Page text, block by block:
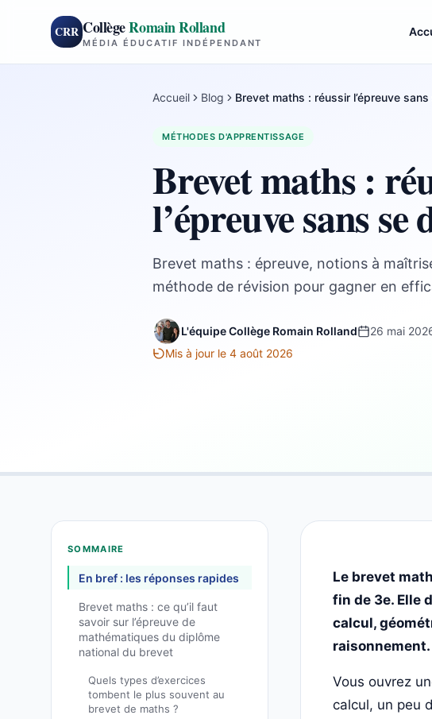
CRR CollègeRomain Rolland
MÉDIA ÉDUCATIF INDÉPENDANT
Accueil Blog Brevet maths : réussir l’épreuve
MÉTHODES D'APPRENTISSAGE
Brevet maths :
l’épreuve sans se
Brevet maths : épreuve, notions à
méthode de révision pour gagner en
L'équipe Collège Romain Rolland 26 mai
Mis à jour le 4 août 2026
SOMMAIRE
En bref : les réponses rapides
Brevet maths : ce qu’il faut
savoir sur l’épreuve de
mathématiques du diplôme
national du brevet
Quels types d’exercices
tombent le plus souvent au
brevet de maths ?
Le brevet
fin de 3e. Elle
calcul,
raisonnement.
Vous ouvrez
calcul, un peu